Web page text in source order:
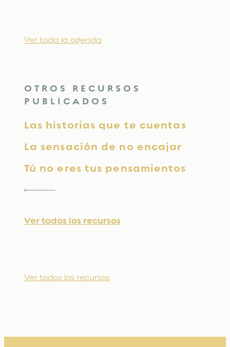
Ver toda la agenda
OTROS RECURSOS
PUBLICADOS
Las historias que te cuentas
La sensación de no encajar
Tú no eres tus pensamientos
Ver todos los recursos
Ver todos los recursos